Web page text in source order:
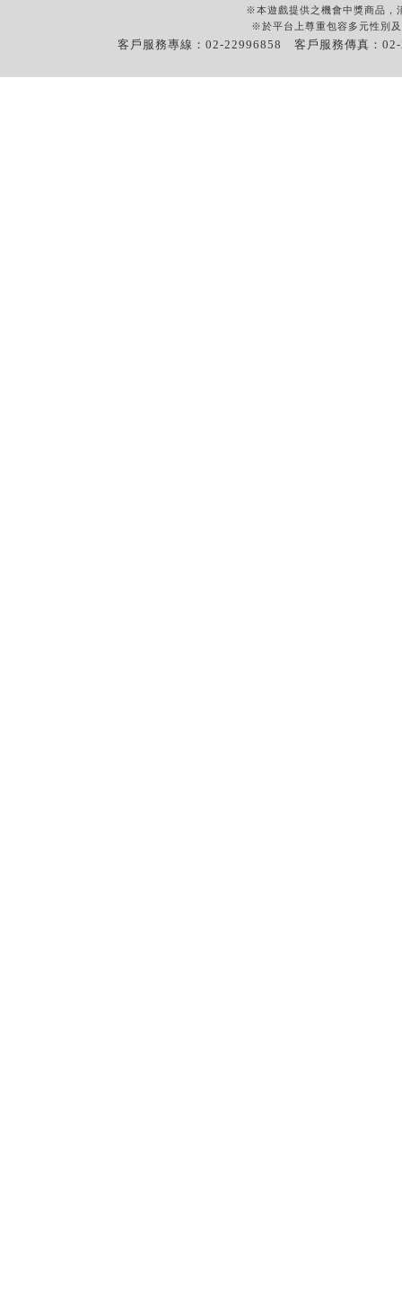
※本遊戲提供之機會中獎商品，
※於平台上尊重包容多元性別
客戶服務專線：02-22996858 客戶服務傳真：